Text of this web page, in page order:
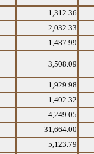
1,312.36
2,032.33
1,487.99
3,508.09
1,929.98
1,402.32
4,249.05
31,664.00
5,123.79